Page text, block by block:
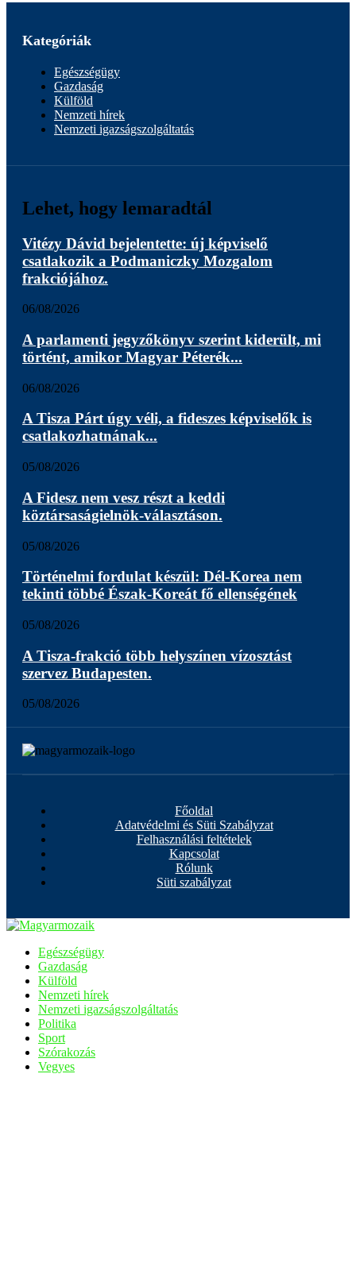
Kategóriák
Egészségügy
Gazdaság
Külföld
Nemzeti hírek
Nemzeti igazságszolgáltatás
Lehet, hogy lemaradtál
Vitézy Dávid bejelentette: új képviselő
csatlakozik a Podmaniczky Mozgalom
frakciójához.
06/08/2026
A parlamenti jegyzőkönyv szerint kiderült, mi
történt, amikor Magyar Péterék...
06/08/2026
A Tisza Párt úgy véli, a fideszes képviselők is
csatlakozhatnának...
05/08/2026
A Fidesz nem vesz részt a keddi
köztársaságielnök-választáson.
05/08/2026
Történelmi fordulat készül: Dél-Korea nem
tekinti többé Észak-Koreát fő ellenségének
05/08/2026
A Tisza-frakció több helyszínen vízosztást
szervez Budapesten.
05/08/2026
Főoldal
Adatvédelmi és Süti Szabályzat
Felhasználási feltételek
Kapcsolat
Rólunk
Süti szabályzat
Egészségügy
Gazdaság
Külföld
Nemzeti hírek
Nemzeti igazságszolgáltatás
Politika
Sport
Szórakozás
Vegyes